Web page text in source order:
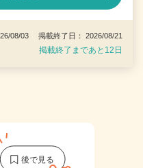
08/03 掲載終了日： 2026/08/21
掲載終了まであと12日